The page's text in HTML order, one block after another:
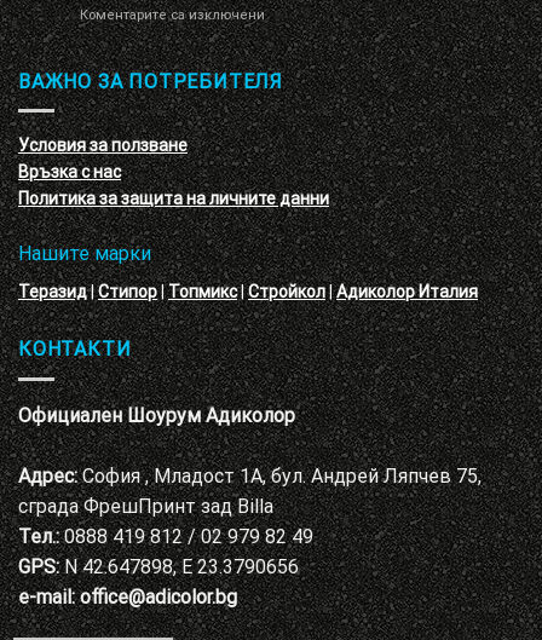
кръгове
–
3D
ефект
с
VELE
материал
Коментарите са изключениза
Презентация
и
обучение
на
декоративни
мазилки
Адиколор
Варна
ВАЖНО ЗА ПОТРЕБИТЕЛЯ
Условия за ползване
Връзка с нас
Политика за защита на личните данни
Нашите марки
Теразид|Стипор|Топмикс|Стройкол|Адиколор Италия
КОНТАКТИ
Официален Шоурум Адиколор
Адрес:София , Младост 1А, бул. Андрей Ляпчев 75,
сграда ФрешПринт зад Billa
Тел.:0888 419 812 / 02 979 82 49
GPS:N 42.647898, E 23.3790656
e-mail: office@adicolor.bg